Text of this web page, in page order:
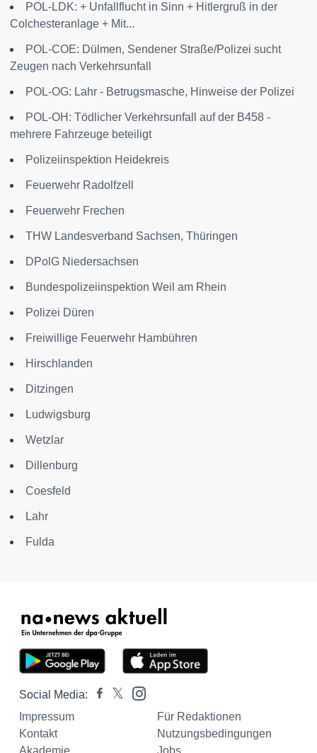
POL-LDK: + Unfallflucht in Sinn + Hitlergruß in der
Colchesteranlage + Mit...
POL-COE: Dülmen, Sendener Straße/Polizei sucht
Zeugen nach Verkehrsunfall
POL-OG: Lahr - Betrugsmasche, Hinweise der Polizei
POL-OH: Tödlicher Verkehrsunfall auf der B458 -
mehrere Fahrzeuge beteiligt
Polizeiinspektion Heidekreis
Feuerwehr Radolfzell
Feuerwehr Frechen
THW Landesverband Sachsen, Thüringen
DPolG Niedersachsen
Bundespolizeiinspektion Weil am Rhein
Polizei Düren
Freiwillige Feuerwehr Hambühren
Hirschlanden
Ditzingen
Ludwigsburg
Wetzlar
Dillenburg
Coesfeld
Lahr
Fulda
Social Media:
Impressum
Für Redaktionen
Kontakt
Nutzungsbedingungen
Akademie
Jobs